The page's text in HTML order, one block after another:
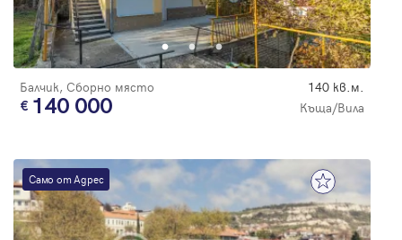
Балчик, Сборно място 140 кв.м.
140 000 Къща/Вила
Само от Адрес